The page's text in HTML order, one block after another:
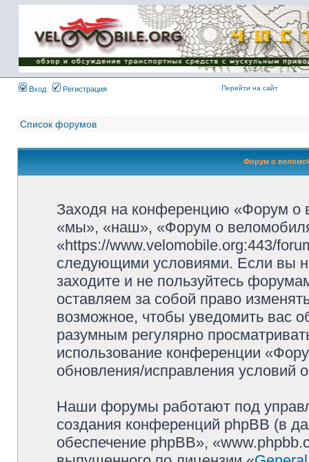
Имя пользователя:
Пароль:
{ LOG_ME_IN_SHORT
}
Вход
Регистрация Перейти на сайт
Список форумов
Форум о
Заходя на конференцию «Форум о
«мы», «наш», «Форум о
«https://www.velomobile.org:443/
следующими условиями. Если вы
заходите и не пользуйтесь
оставляем за собой право
возможное, чтобы уведомить вас
разумным регулярно
использование конференции
обновления/исправления условий
Наши форумы работают под
создания конференций phpBB (в
обеспечение phpBB»,